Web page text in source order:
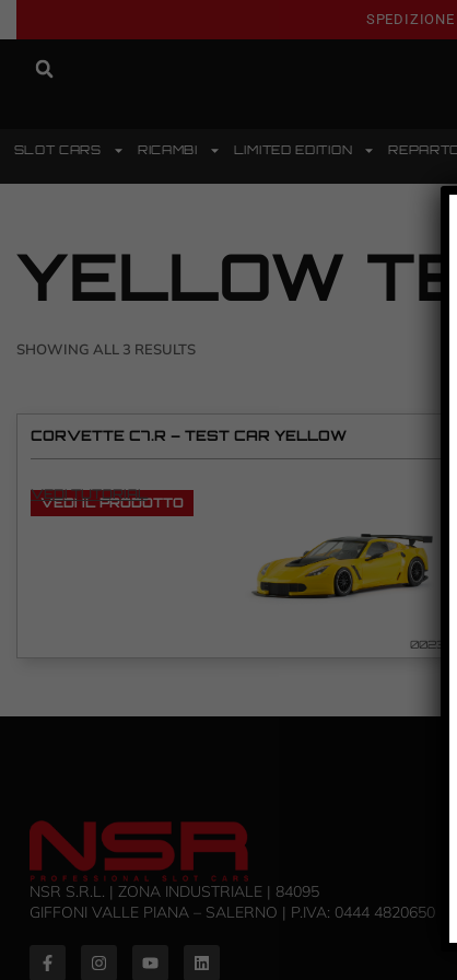
SLOT CARS RICAMBI LIMITED EDITION
YELLOW
SHOWING ALL 3 RESULTS
CORVETTE C7.R – TEST CAR YELLOW
VEDI TUTORIAL
VEDI IL PRODOTTO
0023
NSR S.R.L. | ZONA INDUSTRIALE | 84095
GIFFONI VALLE PIANA – SALERNO | P.IVA: ‭0444 4820650‬